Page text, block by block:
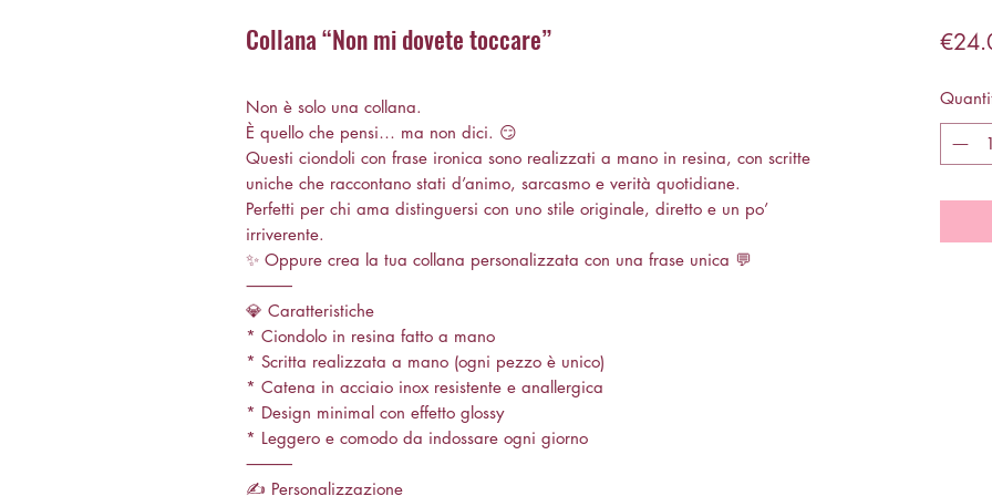
Collana “Non mi dovete toccare”
Non è solo una collana.
È quello che pensi… ma non dici. 😏
Questi ciondoli con frase ironica sono realizzati a mano in resina, con scritte
uniche che raccontano stati d’animo, sarcasmo e verità quotidiane.
Perfetti per chi ama distinguersi con uno stile originale, diretto e un po’
irriverente.
✨ Oppure crea la tua collana personalizzata con una frase unica 💬
⸻
💎 Caratteristiche
* Ciondolo in resina fatto a mano
* Scritta realizzata a mano (ogni pezzo è unico)
* Catena in acciaio inox resistente e anallergica
* Design minimal con effetto glossy
* Leggero e comodo da indossare ogni giorno
⸻
✍️ Personalizzazione